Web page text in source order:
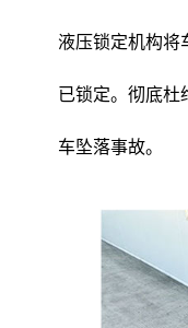
液压锁定机构将
已锁定。彻底杜
车坠落事故。